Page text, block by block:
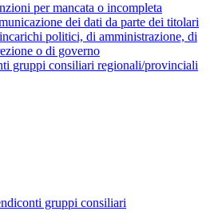
per mancata o incompleta
dei dati da parte dei titolari
politici, di amministrazione, di
o di governo
gruppi consiliari regionali/provinciali
gruppi consiliari